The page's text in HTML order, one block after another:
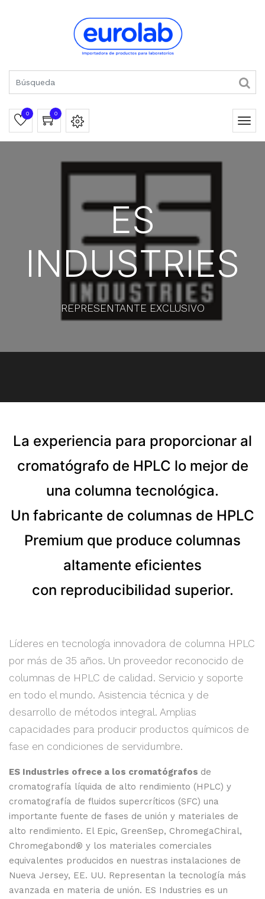
0 0
ES
INDUSTRIES
REPRESENTANTE EXCLUSIVO
La experiencia para proporcionar al
cromatógrafo de HPLC lo mejor de
una columna tecnológica.
Un fabricante de columnas de HPLC
Premium que produce columnas
altamente eficientes
con reproducibilidad superior.
Líderes en tecnología innovadora de columna HPLC
por más de 35 años. Un proveedor reconocido de
columnas de HPLC de calidad. Servicio y soporte
en todo el mundo. Asistencia técnica y de
desarrollo de métodos integral. Amplias
capacidades para producir productos químicos de
fase en condiciones de servidumbre.
ES Industries ofrece a los cromatógrafos de
cromatografía líquida de alto rendimiento (HPLC) y
cromatografía de fluidos supercríticos (SFC) una
importante fuente de fases de unión y materiales de
alto rendimiento. El Epic, GreenSep, ChromegaChiral,
Chromegabond® y los materiales comerciales
equivalentes producidos en nuestras instalaciones de
Nueva Jersey, EE. UU. Representan la tecnología más
avanzada en materia de unión. ES Industries es un